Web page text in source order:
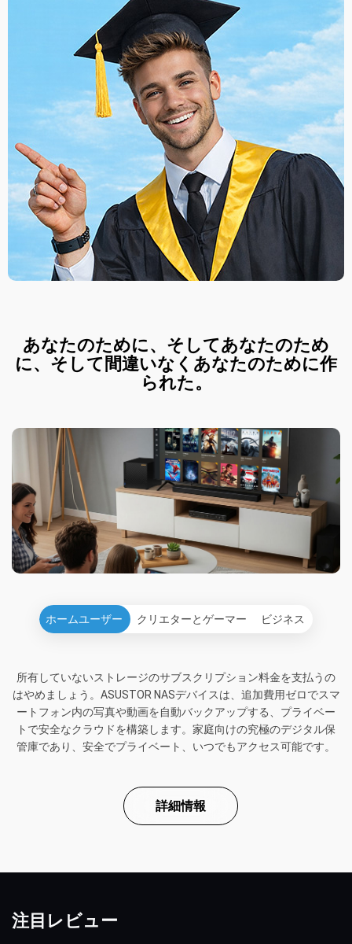
あなたのために、そしてあなたのため
に、そして間違いなくあなたのために作
られた。
ホームユーザー クリエターとゲーマー ビジネス
所有していないストレージのサブスクリプション料金を支払うの
はやめましょう。ASUSTOR NASデバイスは、追加費用ゼロでスマ
ートフォン内の写真や動画を自動バックアップする、プライベー
トで安全なクラウドを構築します。家庭向けの究極のデジタル保
管庫であり、安全でプライベート、いつでもアクセス可能です。
詳細情報
注目レビュー